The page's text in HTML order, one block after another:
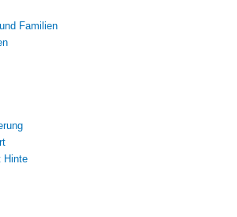
Familien
Hinte